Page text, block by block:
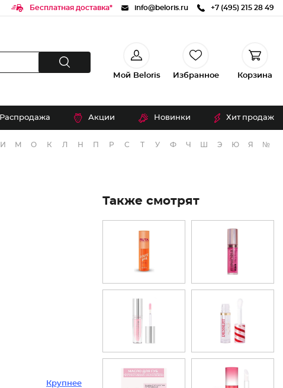
Бесплатная доставка* info@beloris.ru +7 (495) 215 28 49
Мой Beloris Избранное Корзина
Распродажа Акции Новинки Хит продаж
И М О К Л Н П Р С Т У Ф Ч Э Ю Я №
Крупнее
Также смотрят